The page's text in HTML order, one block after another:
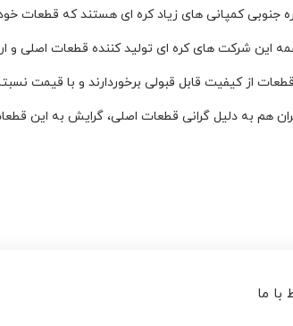
جنوبی کمپانی های زیاد کره ای هستند که قطعات
این شرکت های کره ای تولید کننده قطعات اصلی و
از کیفیت قابل قبولی برخوردارند و با قیمت نسبتا
هم به دلیل گرانی قطعات اصلی، گرایش به این
با ما